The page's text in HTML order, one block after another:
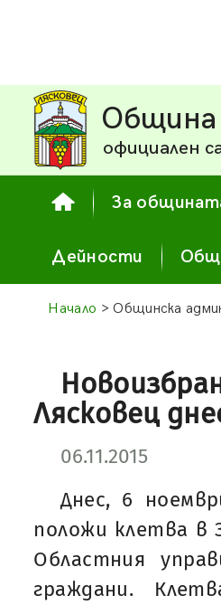
Община
официален
За
Дейности
Начало > Общинска
Лясковец
06.11.2015
Днес, 6
положи клетва в
Областния
граждани.